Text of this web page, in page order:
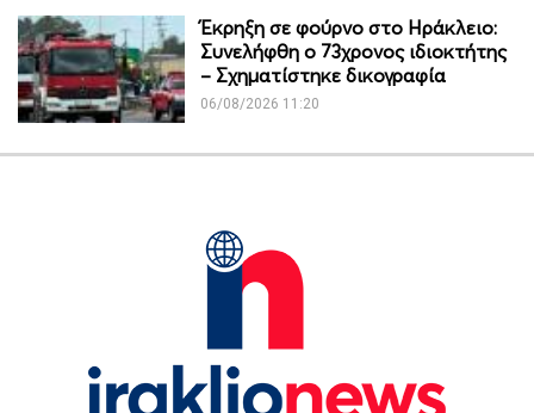
Έκρηξη σε φούρνο στο Ηράκλειο:
Συνελήφθη ο 73χρονος ιδιοκτήτης
– Σχηματίστηκε δικογραφία
06/08/2026 11:20